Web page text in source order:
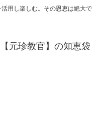
用し楽しむ。その恩恵は絶大で
元珍教官】の知恵袋